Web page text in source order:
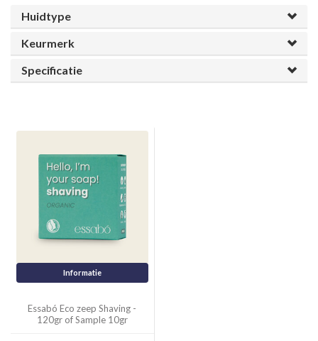
Huidtype
Keurmerk
Specificatie
Informatie
Essabó Eco zeep Shaving -
120gr of Sample 10gr